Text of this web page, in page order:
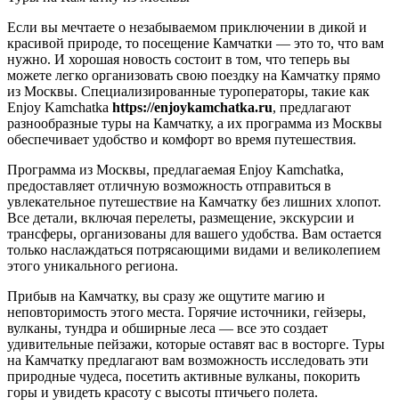
Если вы мечтаете о незабываемом приключении в дикой и
красивой природе, то посещение Камчатки — это то, что вам
нужно. И хорошая новость состоит в том, что теперь вы
можете легко организовать свою поездку на Камчатку прямо
из Москвы. Специализированные туроператоры, такие как
Enjoy Kamchatka https://enjoykamchatka.ru, предлагают
разнообразные туры на Камчатку, а их программа из Москвы
обеспечивает удобство и комфорт во время путешествия.
Программа из Москвы, предлагаемая Enjoy Kamchatka,
предоставляет отличную возможность отправиться в
увлекательное путешествие на Камчатку без лишних хлопот.
Все детали, включая перелеты, размещение, экскурсии и
трансферы, организованы для вашего удобства. Вам остается
только наслаждаться потрясающими видами и великолепием
этого уникального региона.
Прибыв на Камчатку, вы сразу же ощутите магию и
неповторимость этого места. Горячие источники, гейзеры,
вулканы, тундра и обширные леса — все это создает
удивительные пейзажи, которые оставят вас в восторге. Туры
на Камчатку предлагают вам возможность исследовать эти
природные чудеса, посетить активные вулканы, покорить
горы и увидеть красоту с высоты птичьего полета.